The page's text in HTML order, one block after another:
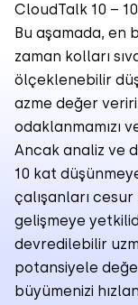
CloudTalk 10 –
Bu aşamada, en
zaman kolları
ölçeklenebilir
azme değer
odaklanmamızı
Ancak analiz ve
10 kat
çalışanları
gelişmeye
devredilebilir
potansiyele
büyümenizi